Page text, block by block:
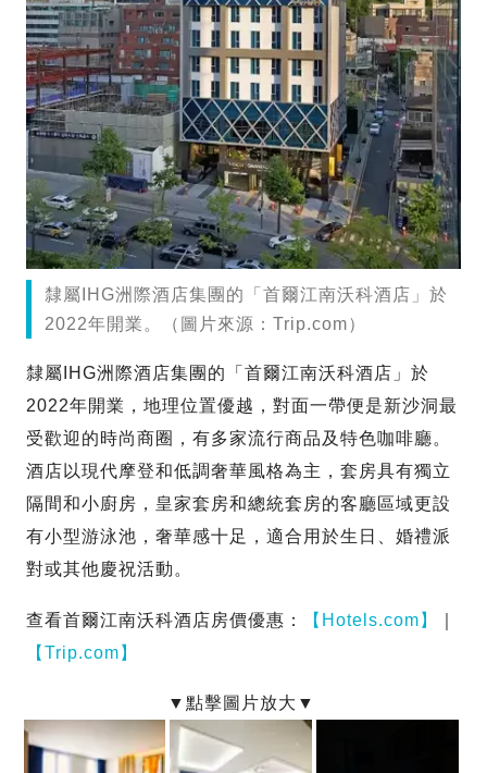
隸屬IHG洲際酒店集團的「首爾江南沃科酒店」於
2022年開業。（圖片來源：Trip.com）
隸屬IHG洲際酒店集團的「首爾江南沃科酒店」於
2022年開業，地理位置優越，對面一帶便是新沙洞最
受歡迎的時尚商圈，有多家流行商品及特色咖啡廳。
酒店以現代摩登和低調奢華風格為主，套房具有獨立
隔間和小廚房，皇家套房和總統套房的客廳區域更設
有小型游泳池，奢華感十足，適合用於生日、婚禮派
對或其他慶祝活動。
查看首爾江南沃科酒店房價優惠： 【Hotels.com】
【Trip.com】